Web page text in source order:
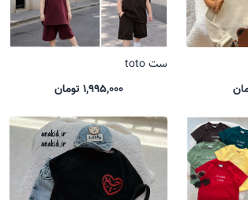
ست toto
1,995,000 تومان